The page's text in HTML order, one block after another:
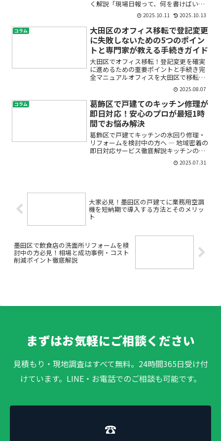
く解説「現場日報って、何を書けばいい
の？」「どこまで詳しく書くのが正
解？」——初めて内装工事の現場に入る
と、そんな疑問が浮かびますよね。現場
日報は、ただの作業メモではな...
2025.10.11 2025.10.13
コラム
大田区のオフィス移転で登記変更
に失敗しないための5つのポイン
トと専門家が教える手続きガイド
大田区でオフィス移転！登記変更を確実
に進めるための重要ポイントと手続き完
全マニュアルオフィスを大田区で移転す
ることになり、「登記変更の手続きが必
要だけど、何から始めればいいのか不
安…」「手続きに失敗してトラブルにな
るのが心配」と感じていませ...
2025.08.07
コラム
葛飾区で戸建てのキッチン修理が
即日対応！安心のプロが最短1時
間でお悩み解決
葛飾区で戸建てキッチンの水回り修理・
リフォームを検討中の方へ ― 地域密着の
即日対応サービス徹底解説キッチンのト
ラブルやリフォームを検討している時、
「どこに相談すればいいの？」「急な水
2025.07.31
大家必見！墨田区の戸建てに業務用空調
機を短納期で導入する方法とそのメリッ
ト
墨田区で飲食店の洗面所リフォームを検
討中の方必見！相場と成功事例・コスト
削減ポイント徹底解説
まずはお気軽にご相談ください
見積もり・現地調査はすべて無料。24時間365日受け付
けています。LINE・お電話でのご相談も可能です。
☎